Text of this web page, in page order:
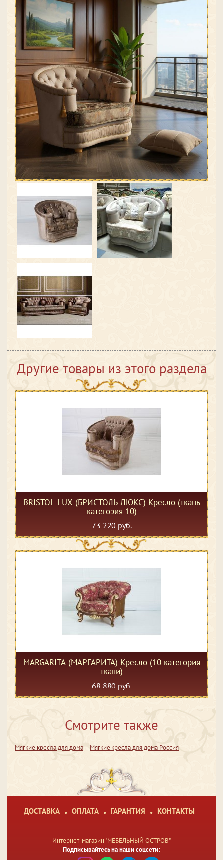
Другие товары из этого раздела
BRISTOL LUX (БРИСТОЛЬ ЛЮКС) Кресло (ткань
категория 10)
73 220 руб.
MARGARITA (МАРГАРИТА) Кресло (10 категория
ткани)
68 880 руб.
Смотрите также
Мягкие кресла для дома Мягкие кресла для дома Россия
ДОСТАВКА ОПЛАТА ГАРАНТИЯ КОНТАКТЫ
Интернет-магазин "МЕБЕЛЬНЫЙ ОСТРОВ"
Подписывайтесь на наши соцсети: